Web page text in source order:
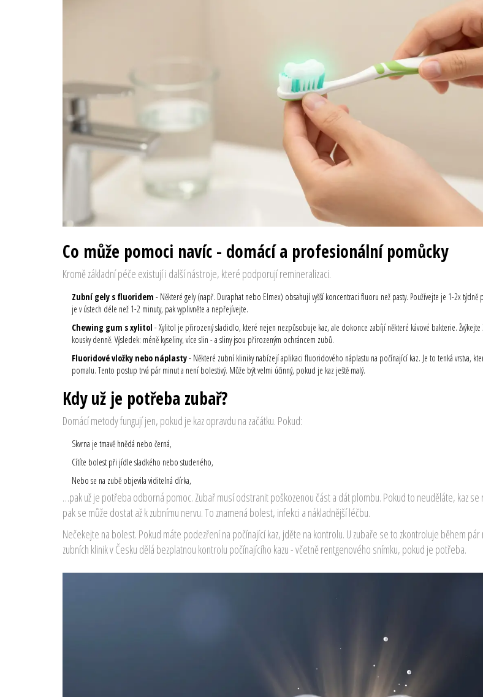
Co může pomoci navíc - domácí a profesionální pomůcky
Kromě základní péče existují i další nástroje, které podporují remineralizaci.
Zubní gely s fluoridem - Některé gely (např. Duraphat nebo Elmex) obsahují vyšší koncentraci fluoru než pasty. Používejte je 1-2x týdně
je v ústech déle než 1-2 minuty, pak vyplivněte a nepřejívejte.
Chewing gum s xylitol - Xylitol je přirozený sladidlo, které nejen nezpůsobuje kaz, ale dokonce zabíjí některé kávové bakterie.
kousky denně. Výsledek: méně kyseliny, více slin - a sliny jsou přirozeným ochráncem zubů.
Fluoridové vložky nebo náplasty- Některé zubní kliniky nabízejí aplikaci fluoridového náplastu na počínající kaz. Je to tenká vrstva,
pomalu. Tento postup trvá pár minut a není bolestivý. Může být velmi účinný, pokud je kaz ještě malý.
Kdy už je potřeba zubař?
Domácí metody fungují jen, pokud je kaz opravdu na začátku. Pokud:
Skvrna je tmavě hnědá nebo černá,
Cítíte bolest při jídle sladkého nebo studeného,
Nebo se na zubě objevila viditelná dírka,
…pak už je potřeba odborná pomoc. Zubař musí odstranit poškozenou část a dát plombu. Pokud to neuděláte, kaz se
pak se může dostat až k zubnímu nervu. To znamená bolest, infekci a nákladnější léčbu.
Nečekejte na bolest. Pokud máte podezření na počínající kaz, jděte na kontrolu. U zubaře se to zkontroluje během pár
zubních klinik v Česku dělá bezplatnou kontrolu počínajícího kazu - včetně rentgenového snímku, pokud je potřeba.